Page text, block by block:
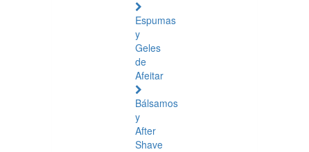
Espumas
y
Geles
de
Afeitar
Bálsamos
y
After
Shave